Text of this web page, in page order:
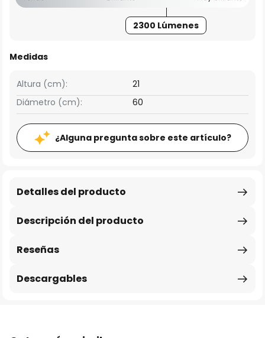
2300 Lúmenes
Medidas
Altura (cm):
21
Diámetro (cm):
60
¿Alguna pregunta sobre este artículo?
Descripción del producto
Detalles del producto
Reseñas
Descargables